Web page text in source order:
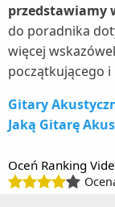
przedstawiamy
do poradnika
więcej
początkującego i
Gitary
Jaką Gitarę
Oceń Ranking